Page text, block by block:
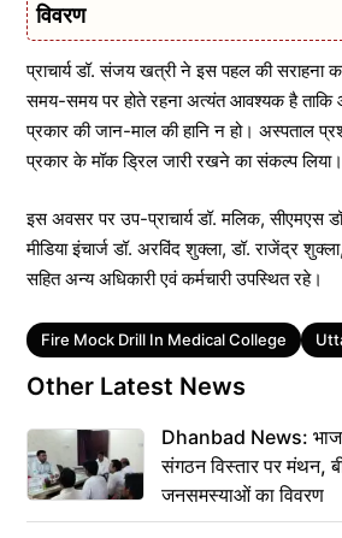
विवरण
प्राचार्य डॉ. संजय खत्री ने इस पहल की सराहना
समय-समय पर होते रहना अत्यंत आवश्यक है ताकि
प्रकार की जान-माल की हानि न हो। अस्पताल
प्रकार के मॉक ड्रिल जारी रखने का संकल्प लिया।
इस अवसर पर उप-प्राचार्य डॉ. मलिक, सीएमएस
मीडिया इंचार्ज डॉ. अरविंद शुक्ला, डॉ. राजेंद्र
सहित अन्य अधिकारी एवं कर्मचारी उपस्थित रहे।
Tags
Fire Mock Drill In Medical College
Other Latest News
Dhanbad News:
संगठन विस्तार पर मंथन,
जनसमस्याओं का विवरण